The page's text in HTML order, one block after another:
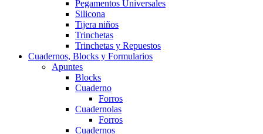
Pegamentos Universales
Silicona
Tijera niños
Trinchetas
Trinchetas y Repuestos
Cuadernos, Blocks y Formularios
Apuntes
Blocks
Cuaderno
Forros
Cuadernolas
Forros
Cuadernos